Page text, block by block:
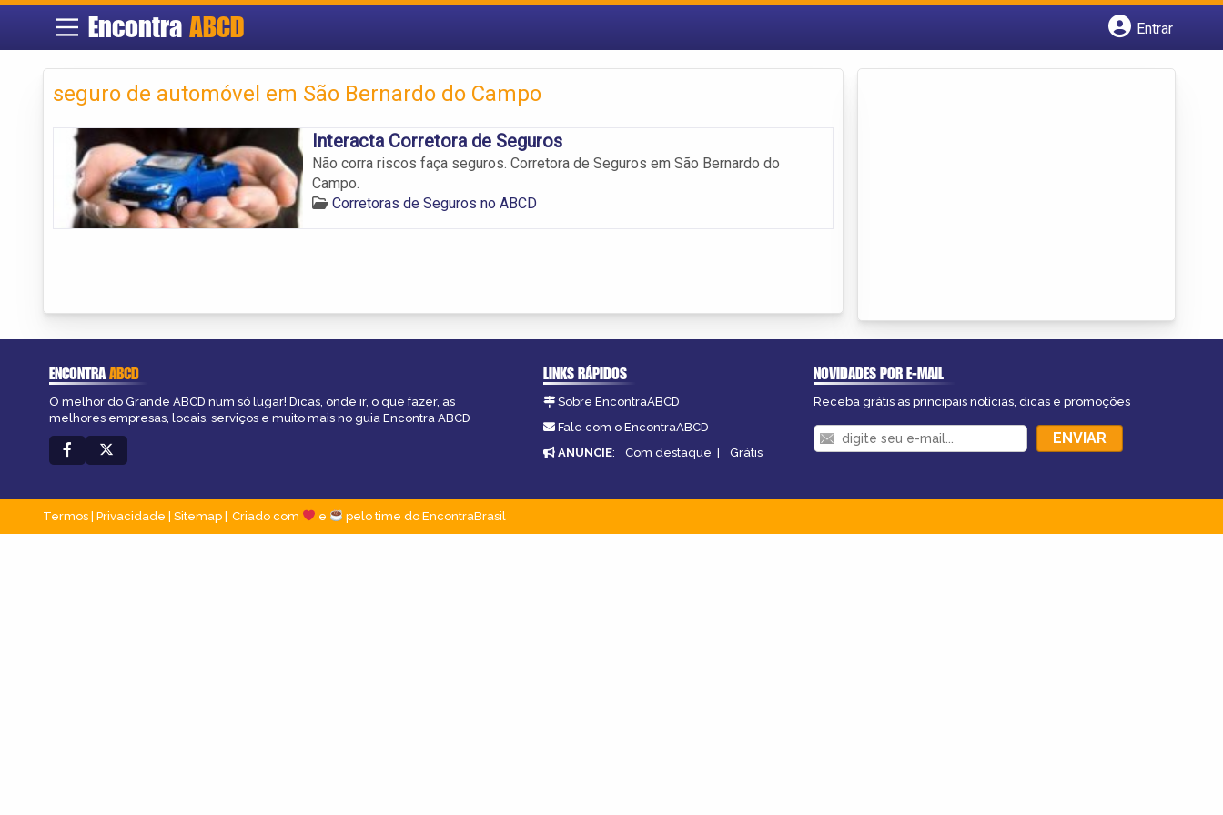
Encontra ABCD
Entrar
seguro de automóvel em São Bernardo do Campo
Interacta Corretora de Seguros
Não corra riscos faça seguros. Corretora de Seguros em São Bernardo do
Campo.
Corretoras de Seguros no ABCD
ENCONTRAABCD
O melhor do Grande ABCD num só lugar! Dicas, onde ir, o que fazer, as
melhores empresas, locais, serviços e muito mais no guia Encontra ABCD
LINKS RÁPIDOS
Sobre EncontraABCD
Fale com o EncontraABCD
ANUNCIE: Com destaque | Grátis
NOVIDADES POR E-MAIL
Receba grátis as principais notícias, dicas e promoções
Termos Privacidade Sitemap Criado com e pelo time do EncontraBrasil